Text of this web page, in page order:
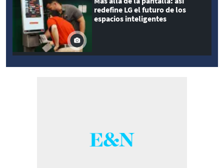
redefine LG el futuro de los
espacios inteligentes